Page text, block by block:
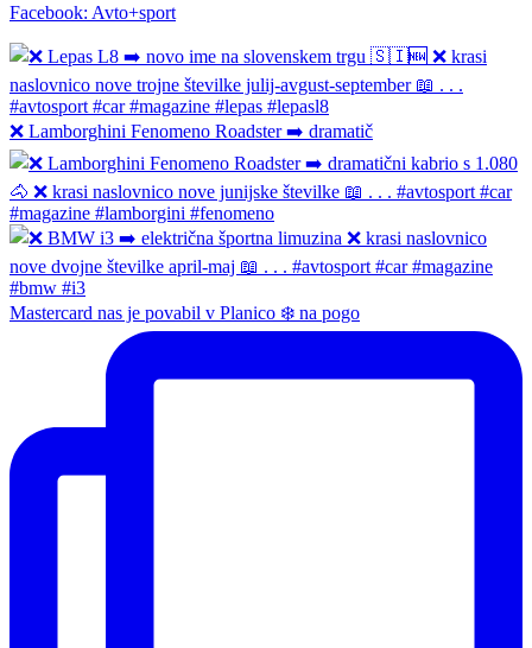
Facebook: Avto+sport
❌ Lamborghini Fenomeno Roadster ➡️ dramatič
Mastercard nas je povabil v Planico ❄️ na pogo